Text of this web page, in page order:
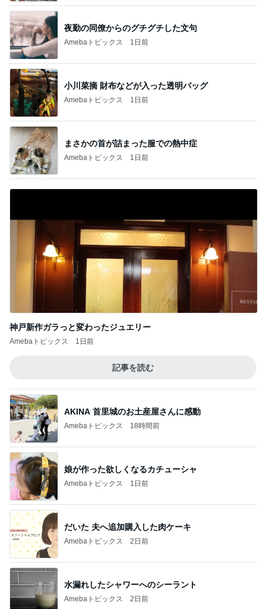
夜勤の同僚からのグチグチした文句
Amebaトピックス 1日前
小川菜摘 財布などが入った透明バッグ
Amebaトピックス 1日前
まさかの首が詰まった服での熱中症
Amebaトピックス 1日前
神戸新作ガラっと変わったジュエリー
Amebaトピックス 1日前
記事を読む
AKINA 首里城のお土産屋さんに感動
Amebaトピックス 18時間前
娘が作った欲しくなるカチューシャ
Amebaトピックス 1日前
だいた 夫へ追加購入した肉ケーキ
Amebaトピックス 2日前
水漏れしたシャワーへのシーラント
Amebaトピックス 2日前